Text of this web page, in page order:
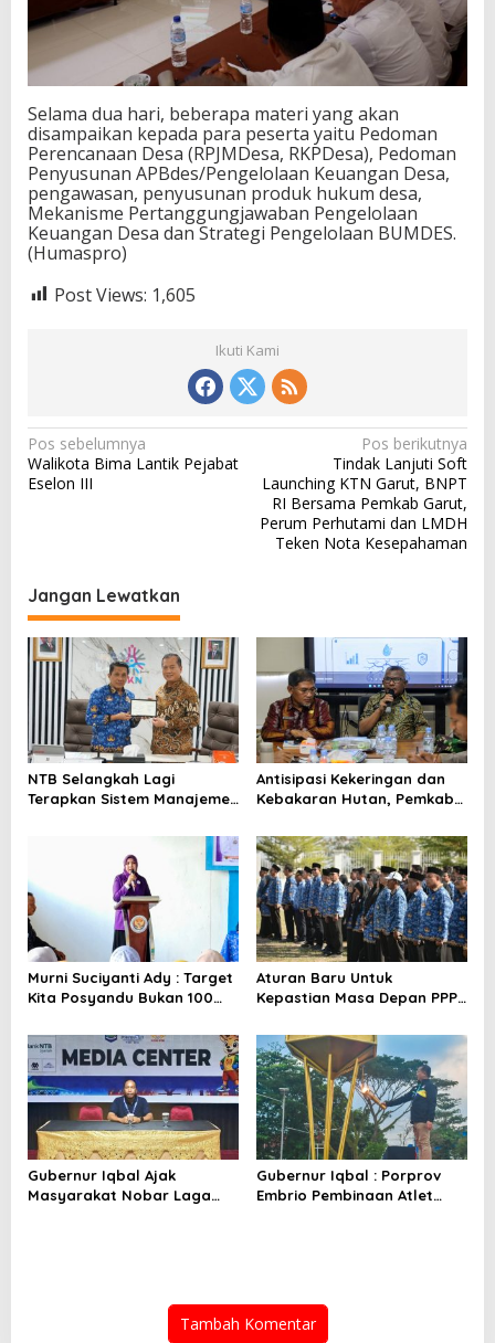
Selama dua hari, beberapa materi yang akan
disampaikan kepada para peserta yaitu Pedoman
Perencanaan Desa (RPJMDesa, RKPDesa), Pedoman
Penyusunan APBdes/Pengelolaan Keuangan Desa,
pengawasan, penyusunan produk hukum desa,
Mekanisme Pertanggungjawaban Pengelolaan
Keuangan Desa dan Strategi Pengelolaan BUMDES.
(Humaspro)
Post Views: 1,605
Ikuti Kami
N
a
a
s
i
p
o
s
Pos sebelumnya
Walikota Bima Lantik Pejabat
Eselon III
Pos berikutnya
Tindak Lanjuti Soft
Launching KTN Garut, BNPT
RI Bersama Pemkab Garut,
Perum Perhutami dan LMDH
Teken Nota Kesepahaman
Jangan Lewatkan
NTB Selangkah Lagi
Terapkan Sistem Manajemen
Antisipasi Kekeringan dan
Kebakaran Hutan, Pemkab
Murni Suciyanti Ady : Target
Kita Posyandu Bukan 100
Persen Berfungsi
Aturan Baru Untuk
Kepastian Masa Depan PPPK
Gubernur Iqbal Ajak
Masyarakat Nobar Laga
Gubernur Iqbal : Porprov
Embrio Pembinaan Atlet
Tambah Komentar